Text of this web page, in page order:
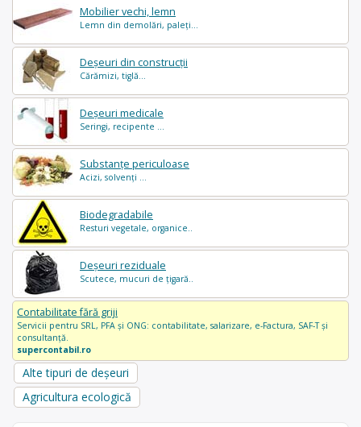
Mobilier vechi, lemn
Lemn din demolări, paleți...
Deșeuri din construcții
Cărămizi, tiglă...
Deșeuri medicale
Seringi, recipente ...
Substanțe periculoase
Acizi, solvenți ...
Biodegradabile
Resturi vegetale, organice..
Deșeuri reziduale
Scutece, mucuri de țigară..
Contabilitate fără griji
Servicii pentru SRL, PFA și ONG: contabilitate, salarizare, e-Factura, SAF-T și
consultanță.
supercontabil.ro
Alte tipuri de deșeuri
Agricultura ecologică